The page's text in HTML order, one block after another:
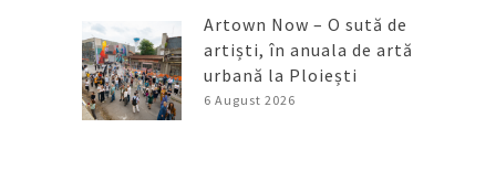
Artown Now – O sută de
artiști, în anuala de artă
urbană la Ploiești
6 August 2026